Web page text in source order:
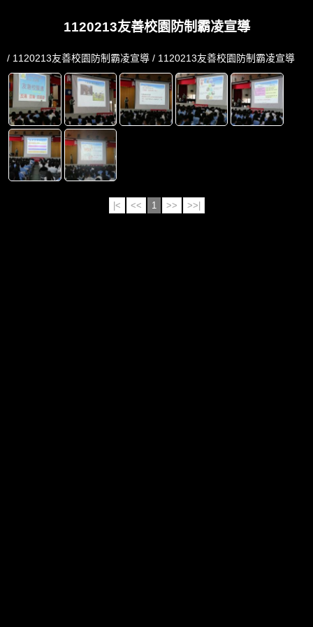
1120213友善校園防制霸凌宣導
/ 1120213友善校園防制霸凌宣導 / 1120213友善校園防制霸凌宣導
|< << 1 >> >>|